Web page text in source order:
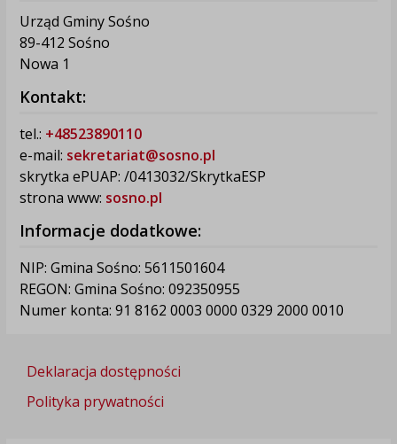
Urząd Gminy Sośno
89-412 Sośno
Nowa 1
Kontakt:
tel.: +48523890110
e-mail: sekretariat@sosno.pl
skrytka ePUAP: /0413032/SkrytkaESP
strona www: sosno.pl
Informacje dodatkowe:
NIP: Gmina Sośno: 5611501604
REGON: Gmina Sośno: 092350955
Numer konta: 91 8162 0003 0000 0329 2000 0010
Deklaracja dostępności
Polityka prywatności